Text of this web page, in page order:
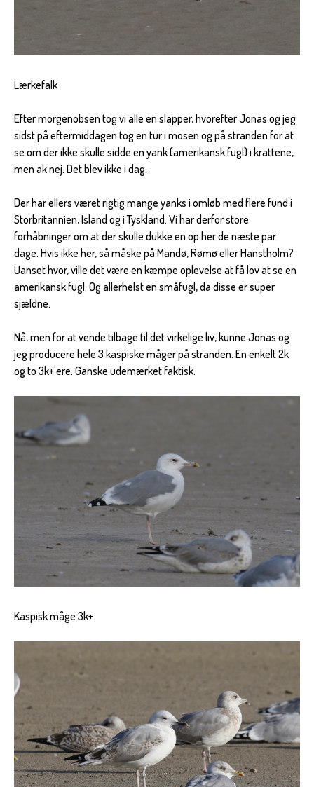
Lærkefalk
Efter morgenobsen tog vi alle en slapper, hvorefter Jonas og jeg
sidst på eftermiddagen tog en tur i mosen og på stranden for at
se om der ikke skulle sidde en yank (amerikansk fugl) i krattene,
men ak nej. Det blev ikke i dag.
Der har ellers været rigtig mange yanks i omløb med flere fund i
Storbritannien, Island og i Tyskland. Vi har derfor store
forhåbninger om at der skulle dukke en op her de næste par
dage. Hvis ikke her, så måske på Mandø, Rømø eller Hanstholm?
Uanset hvor, ville det være en kæmpe oplevelse at få lov at se en
amerikansk fugl. Og allerhelst en småfugl, da disse er super
sjældne.
Nå, men for at vende tilbage til det virkelige liv, kunne Jonas og
jeg producere hele 3 kaspiske måger på stranden. En enkelt 2k
og to 3k+'ere. Ganske udemærket faktisk.
Kaspisk måge 3k+